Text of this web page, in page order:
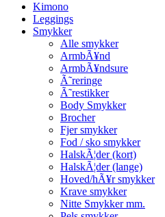
Kimono
Leggings
Smykker
Alle smykker
ArmbÃ¥nd
ArmbÃ¥ndsure
Ã˜reringe
Ã˜restikker
Body Smykker
Brocher
Fjer smykker
Fod / sko smykker
HalskÃ¦der (kort)
HalskÃ¦der (lange)
Hoved/hÃ¥r smykker
Krave smykker
Nitte Smykker mm.